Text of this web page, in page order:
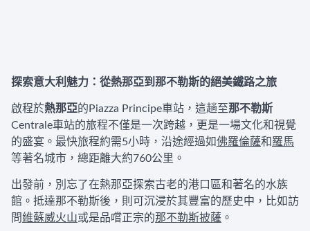
探索意大利魅力：從熱那亞到 那不勒斯的絕美鐵路之旅
啟程於熱那亞的Piazza Principe車站，這趟至那不勒斯
Centrale車站的旅程不僅是一次跨越，更是一場文化和視覺
的盛宴。最快旅程約需5小時，沿途經過如佛羅倫薩和 羅馬
等著名城市，總距離大約760公里。
出發前，別忘了在熱那亞探索古老的港口區和著名的水族
館。抵達那不勒斯後，則可沉浸於其豐富的歷史中，比如訪
問維蘇威火山或是品嚐正宗的那不勒斯披薩 。